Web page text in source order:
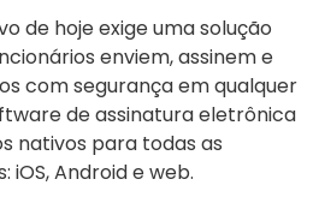
de hoje exige uma solução
enviem, assinem e
com segurança em qualquer
de assinatura eletrônica
nativos para todas as
Android e web.